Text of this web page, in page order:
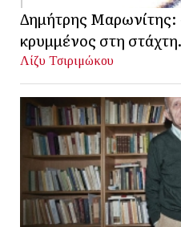
Δημήτρης
κρυμμένος στη
Λίζυ Τσιριμώκου